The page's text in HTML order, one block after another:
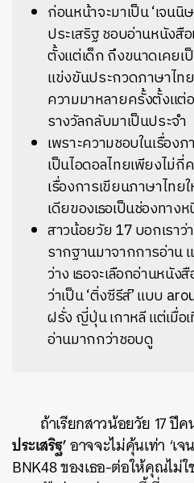
ก่อนหน้าจะมาเป็น ‘เจนนิ
ประเสริฐ ชอบอ่านหนังสื
ตั้งแต่เด็ก ถึงขนาดเคยเ
แข่งขันประกวดภาษาไท
ความมาหลายครั้งตั้งแต่
รางวัลกลับมาเป็นประจำ
เพราะความชอบในเรื่อง
เป็นไอดอลไทยเพียงไม่
เรื่องการเขียนภาษาไทย
เดียของเธอเป็นช่องทาง
สาวน้อยวัย 17 บอกเราว่
รากฐานมาจากการอ่าน
ว่าง เธอจะเลือกอ่านหนัง
ว่าเป็น ‘ติ่งซีรีส์’ แบบ
ฝรั่ง ญี่ปุ่น เกาหลี แต่เมื่อ
อ่านมากกว่าชอบดู
ถ้าเรียกสาวน้อยวัย 17 ปี
ประเสริฐ’อาจจะไม่คุ้นเท่า ‘เ
BNK48 ของเธอ-ต่อให้คุณไม่ใ